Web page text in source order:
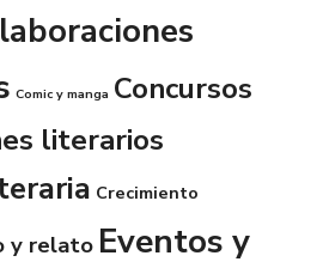
Comic y manga Concursos
literarios
Crecimiento
y relato Eventos y